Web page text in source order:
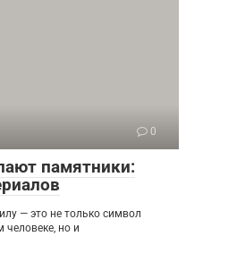
0
памятники:
— это не только символ
человеке, но и